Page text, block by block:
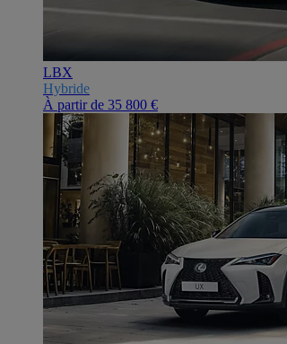
LBX
Hybride
À partir de 35 800 €